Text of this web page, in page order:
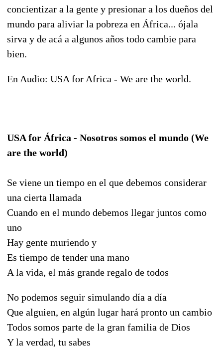
concientizar a la gente y presionar a los dueños del
mundo para aliviar la pobreza en África... ójala
sirva y de acá a algunos años todo cambie para
bien.
En Audio: USA for Africa - We are the world.
USA for África - Nosotros somos el mundo (We
are the world)
Se viene un tiempo en el que debemos considerar
una cierta llamada
Cuando en el mundo debemos llegar juntos como
uno
Hay gente muriendo y
Es tiempo de tender una mano
A la vida, el más grande regalo de todos
No podemos seguir simulando día a día
Que alguien, en algún lugar hará pronto un cambio
Todos somos parte de la gran familia de Dios
Y la verdad, tu sabes